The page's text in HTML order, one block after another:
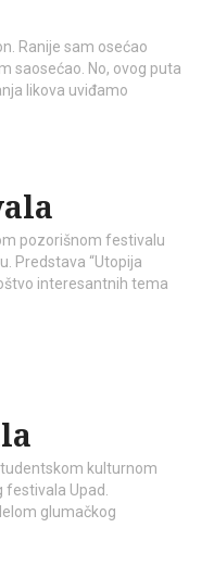
Ranije sam osećao
saosećao. No, ovog puta
likova uviđamo
pozorišnom festivalu
Predstava “Utopija
interesantnih tema
kulturnom
Upad.
glumačkog